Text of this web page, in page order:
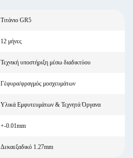
Τιτάνιο GR5
12 μήνες
Τεχνική υποστήριξη μέσω διαδικτύου
Γέφυρα/φραγμός μοσχευμάτων
Υλικά Εμφυτευμάτων & Τεχνητά Όργανα
+-0.01mm
Δεκαεξαδικό 1.27mm